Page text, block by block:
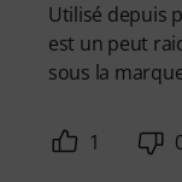
Utilisé depuis
est un peut
sous la
1